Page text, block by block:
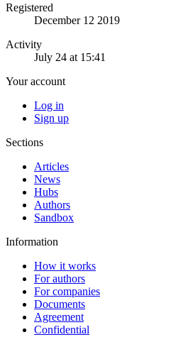
Registered
December 12 2019
Activity
July 24 at 15:41
Your account
Log in
Sign up
Sections
Articles
News
Hubs
Authors
Sandbox
Information
How it works
For authors
For companies
Documents
Agreement
Confidential